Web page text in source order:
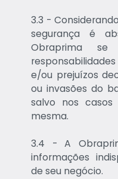
3.3 -
segurança é
Obraprima se
e/ou prejuízos
ou invasões do
salvo nos
mesma.
3.4 - A
informações
de seu negócio.